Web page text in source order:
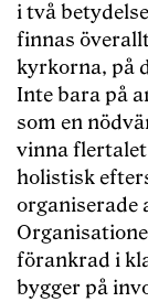
i två
finnas
kyrkorna, på
Inte bara på
som en
vinna
holistisk
organiserade
förankrad i
bygger på